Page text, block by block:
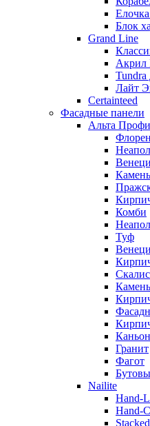
Блок
Grand Line
Акрил
Tundra
Лайт
Certainteed
Фасадные панели
Альта
Комби
Туф
Камень
Каньон
Гранит
Фагот
Nailite
Hand-
Hand-